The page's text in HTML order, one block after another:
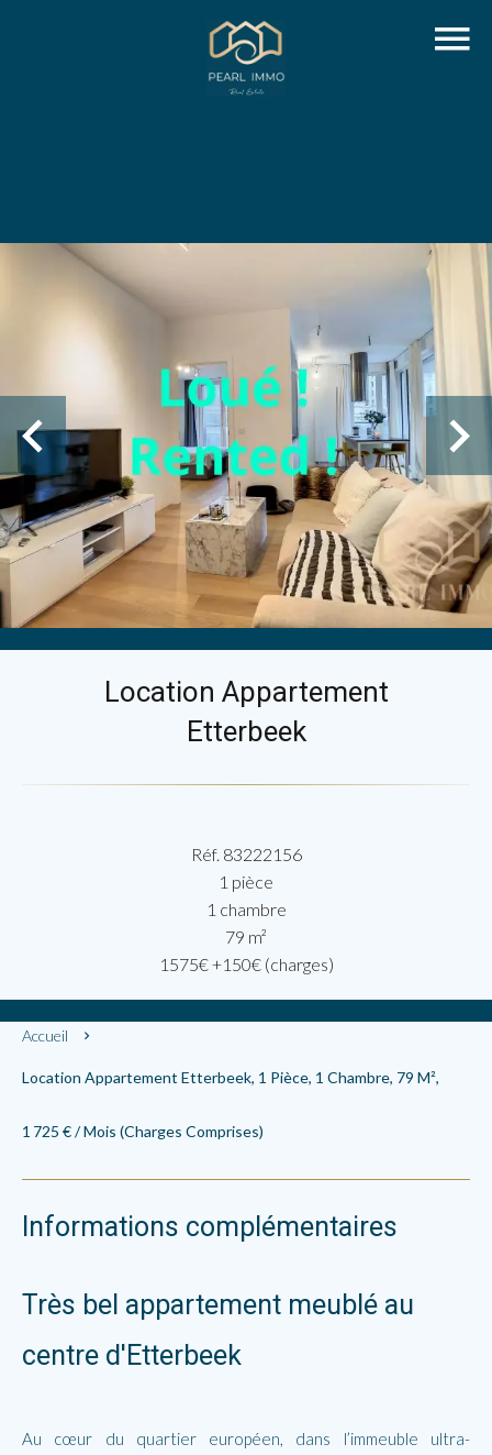
Location Appartement
Etterbeek
Réf. 83222156
1 pièce
1 chambre
79 m²
1575€ +150€ (charges)
Accueil
Location Appartement Etterbeek, 1 Pièce, 1 Chambre, 79 M²,
1 725 € / Mois (Charges Comprises)
Informations complémentaires
Très bel appartement meublé au
centre d'Etterbeek
Au cœur du quartier européen, dans l’immeuble ultra-